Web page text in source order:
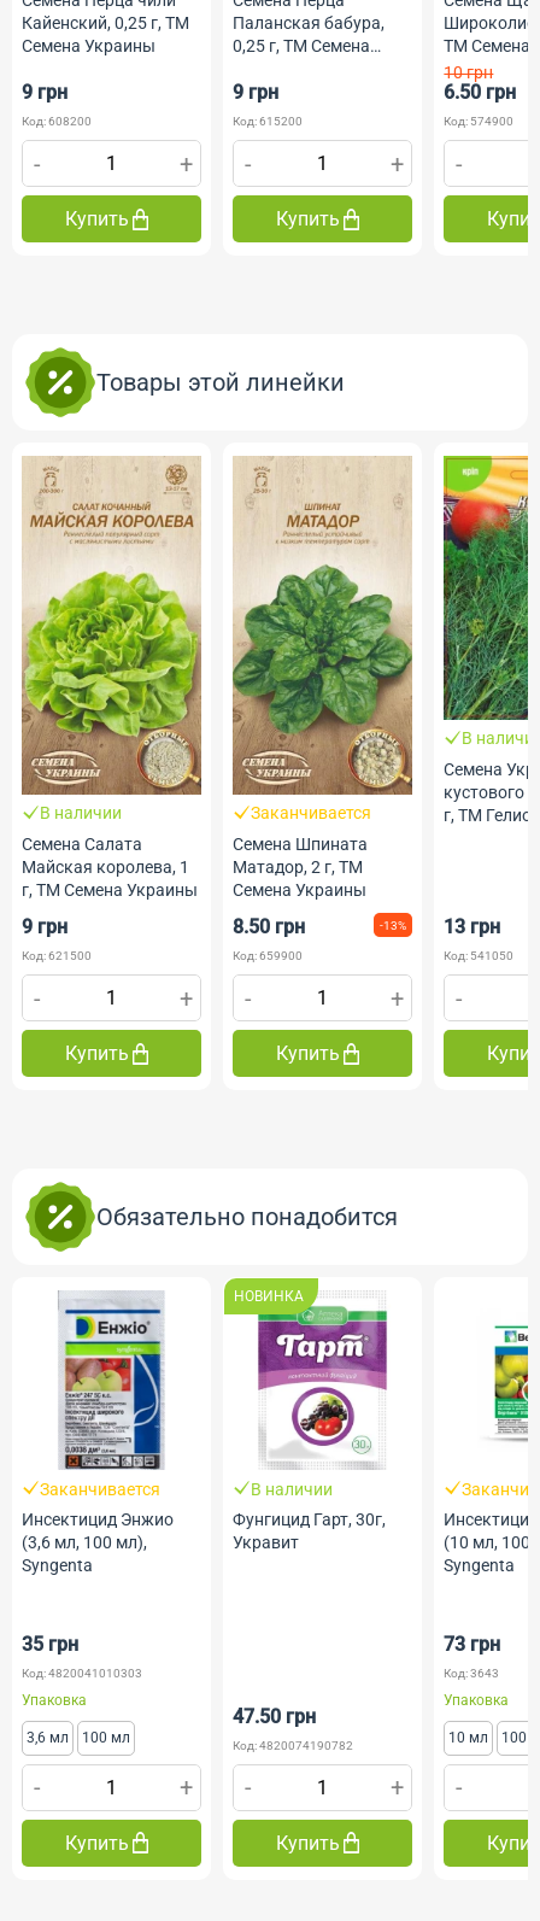
Кайенский, 0,25 г, ТМ
Семена Украины
9 грн
Код: 608200
- +
Купить
Паланская бабура,
0,25 г, ТМ Семена
9 грн
Код: 615200
- +
Купить
ТМ Семена
10 грн
6.50 грн
Код: 574900
-
Товары этой линейки
В наличии
Семена Салата
Майская королева, 1
г, ТМ Семена Украины
9 грн
Код: 621500
- +
Купить
Заканчивается
Семена Шпината
Матадор, 2 г, ТМ
Семена Украины
8.50 грн -13%
Код: 659900
- +
Купить
В
Семена
кустового
г, ТМ Гелиос
13 грн
Код: 541050
-
Обязательно понадобится
Заканчивается
Инсектицид Энжио
(3,6 мл, 100 мл),
Syngenta
35 грн
Код: 4820041010303
Упаковка
3,6 мл 100 мл
- +
Купить
НОВИНКА
В наличии
Фунгицид Гарт, 30г,
Укравит
47.50 грн
Код: 4820074190782
- +
Купить
(10 мл, 100
Syngenta
73 грн
Код: 3643
Упаковка
10 мл 100
-